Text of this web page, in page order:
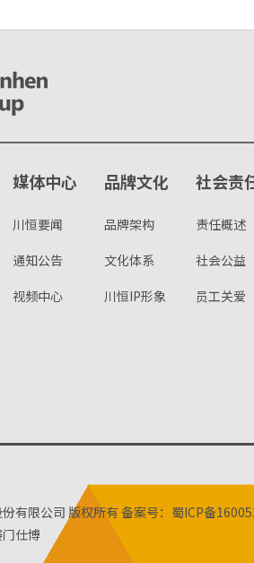
媒体中心
川恒要闻
通知公告
视频中心
品牌文化
品牌架构
文化体系
川恒IP形象
社会责
责任概述
社会公益
员工关爱
有限公司 版权所有 备案号：蜀ICP备
仕博